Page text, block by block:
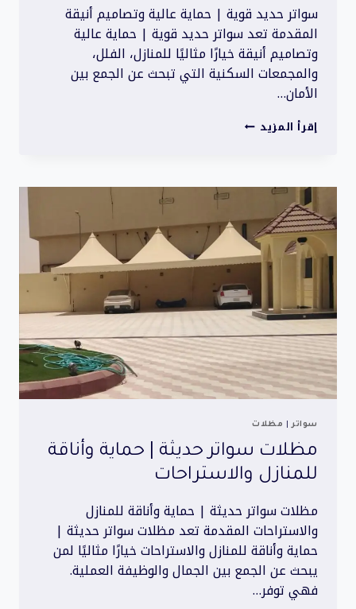
سواتر حديد قوية | حماية عالية وتصاميم أنيقة
المقدمة تعد سواتر حديد قوية | حماية عالية
وتصاميم أنيقة خيارًا مثاليًا للمنازل، الفلل،
والمجمعات السكنية التي تبحث عن الجمع بين
الأمان…
إقرأ المزيد سواتر
حماية
وتصاميم
أنيقة
سواتر| مظلات
مظلات سواتر حديثة | حماية وأناقة
للمنازل والاستراحات
مظلات سواتر حديثة | حماية وأناقة للمنازل
والاستراحات المقدمة تعد مظلات سواتر حديثة |
حماية وأناقة للمنازل والاستراحات خيارًا مثاليًا لمن
يبحث عن الجمع بين الجمال والوظيفة العملية.
فهي توفر…